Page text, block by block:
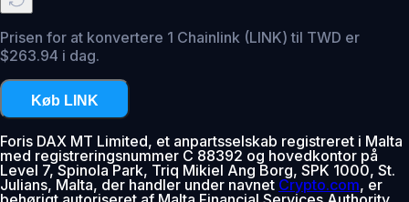
Prisen for at konvertere 1 Chainlink (LINK) til TWD er
$263.94 i dag.
Køb LINK
Foris DAX MT Limited, et anpartsselskab registreret i Malta
med registreringsnummer C 88392 og hovedkontor på
Level 7, Spinola Park, Triq Mikiel Ang Borg, SPK 1000, St.
Julians, Malta, der handler under navnet Crypto.com, er